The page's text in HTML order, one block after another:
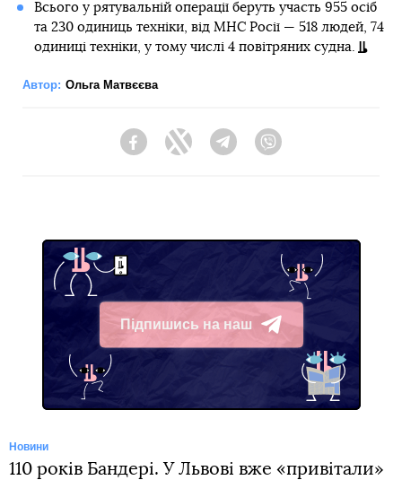
Всього у рятувальній операції беруть участь 955 осіб
та 230 одиниць техніки, від МНС Росії — 518 людей, 74
одиниці техніки, у тому числі 4 повітряних судна.
Автор: Ольга Матвєєва
FacebookTwitter Telegram
Підпишись на наш
Telegram
Новини
110 років Бандері. У Львові вже «привітали»